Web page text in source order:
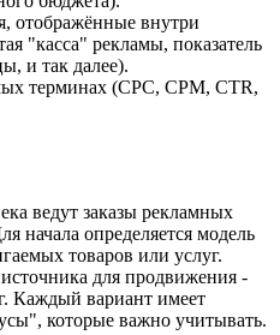
отображённые внутри
"касса" рекламы, показатель
и так далее).
терминах (CPC, CPM, CTR,
ведут заказы рекламных
начала определяется модель
товаров или услуг.
для продвижения -
Каждый вариант имеет
которые важно учитывать.